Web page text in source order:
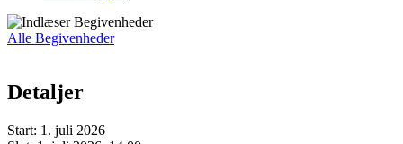
Alle Begivenheder
Detaljer
Start: 1. juli 2026